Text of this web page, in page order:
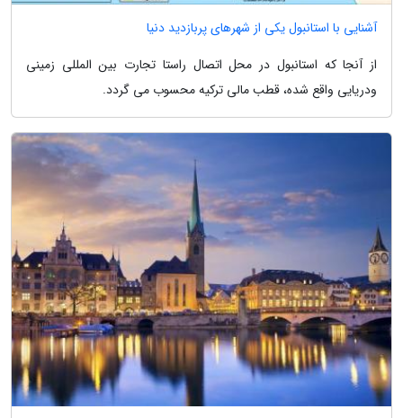
آشنایی با استانبول یکی از شهرهای پربازدید دنیا
از آنجا که استانبول در محل اتصال راستا تجارت بین المللی زمینی
ودریایی واقع شده، قطب مالی ترکیه محسوب می گردد.